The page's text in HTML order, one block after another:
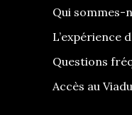
Qui sommes-
L’expérience
Questions
Accès au